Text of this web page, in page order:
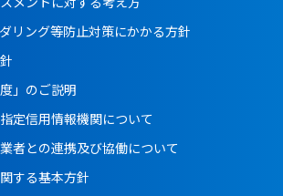
リング等防止対策にかかる方針
」のご説明
定信用情報機関について
者との連携及び協働について
する基本方針